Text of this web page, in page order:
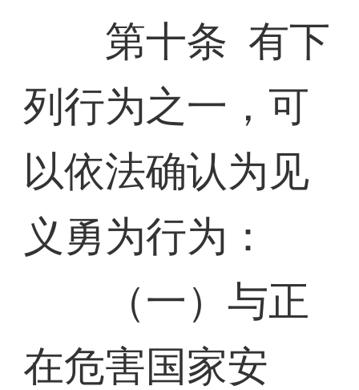
第十条 有下
列行为之一，可
以依法确认为见
义勇为行为：
（一）与正
在危害国家安